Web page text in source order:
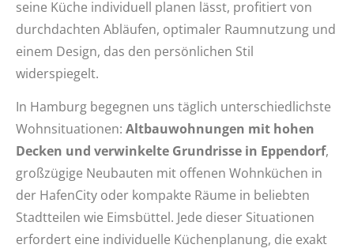
seine Küche individuell planen lässt, profitiert von
durchdachten Abläufen, optimaler Raumnutzung und
einem Design, das den persönlichen Stil
widerspiegelt.
In Hamburg begegnen uns täglich unterschiedlichste
Wohnsituationen: Altbauwohnungen mit hohen
Decken und verwinkelte Grundrisse in Eppendorf,
großzügige Neubauten mit offenen Wohnküchen in
der HafenCity oder kompakte Räume in beliebten
Stadtteilen wie Eimsbüttel. Jede dieser Situationen
erfordert eine individuelle Küchenplanung, die exakt